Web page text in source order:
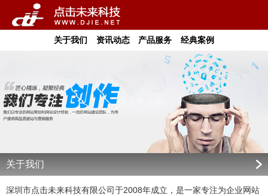
关于我们 资讯动态 产品服务 经典案例
关于我们
深圳市点击未来科技有限公司于2008年成立，是一家专注为企业网站